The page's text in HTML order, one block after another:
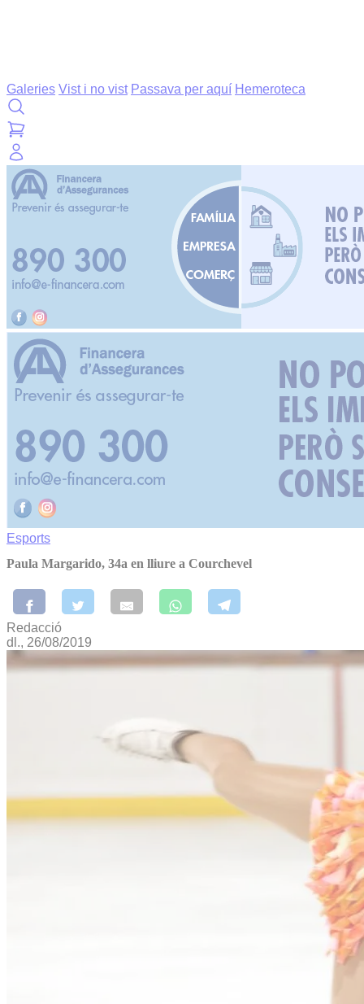
Galeries Vist i no vist Passava per aquí Hemeroteca
Esports
Paula Margarido, 34a en lliure a Courchevel
Redacció
dl., 26/08/2019